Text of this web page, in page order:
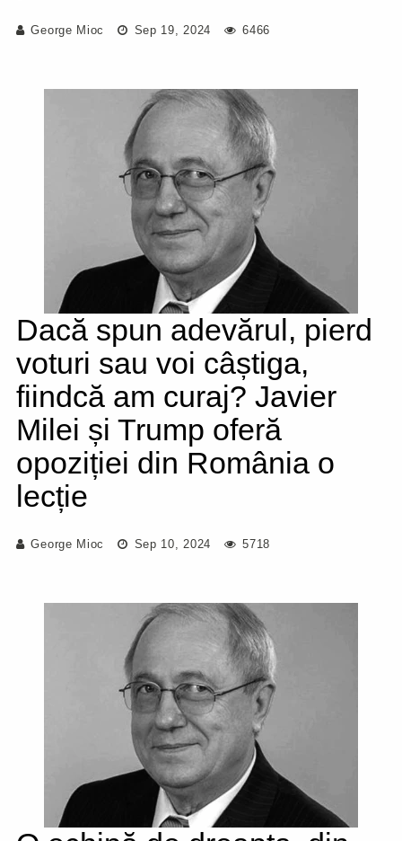
George Mioc Sep 19, 2024 6466
Dacă spun adevărul, pierd
voturi sau voi câștiga,
fiindcă am curaj? Javier
Milei și Trump oferă
opoziției din România o
lecție
George Mioc Sep 10, 2024 5718